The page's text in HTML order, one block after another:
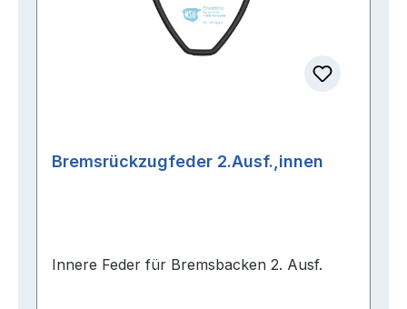
Bremsrückzugfeder 2.Ausf.,innen
Innere Feder für Bremsbacken 2. Ausf.